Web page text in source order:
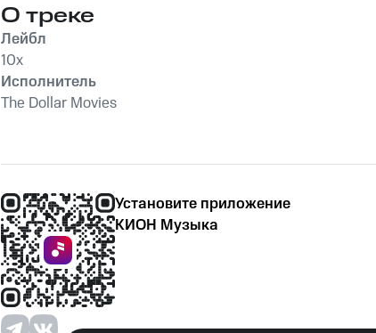
О треке
Лейбл
10x
Исполнитель
The Dollar Movies
Установите приложение
КИОН Музыка